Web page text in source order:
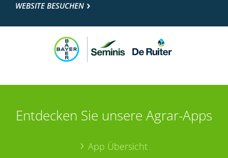
WEBSITE BESUCHEN
Entdecken Sie unsere Agrar-Apps
App Übersicht